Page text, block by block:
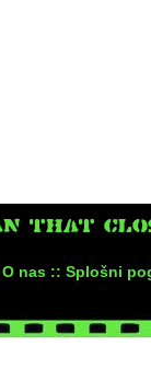
THAT
O nas :: Splošni